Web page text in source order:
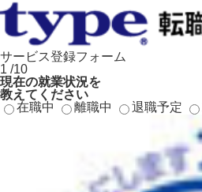
サービス登録フォーム
1 /10
現在の就業状況を
教えてください
在職中
離職中 退職予定